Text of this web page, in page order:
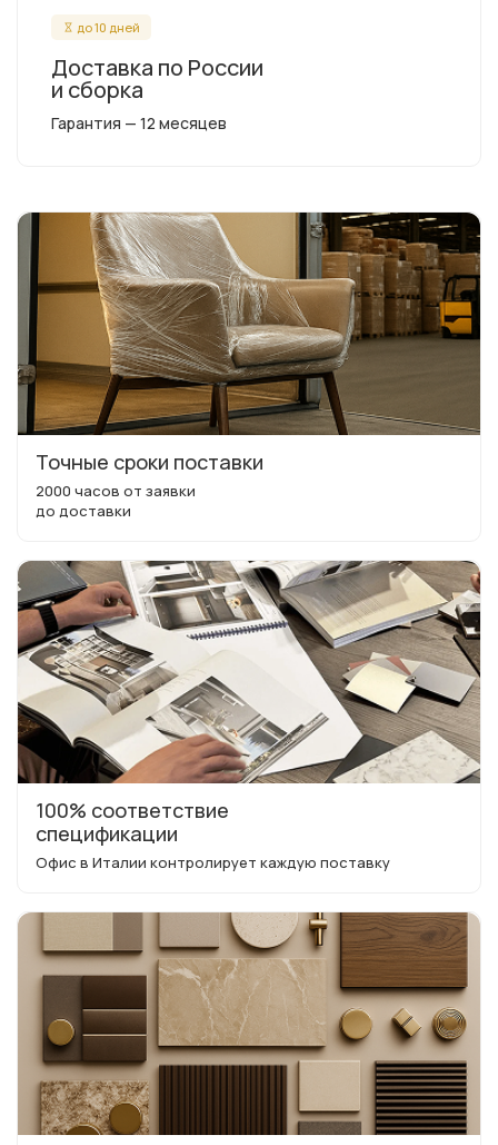
до 10 дней
Доставка по России
и сборка
Гарантия — 12 месяцев
Точные сроки поставки
2000 часов от заявки
до доставки
100% соответствие
спецификации
Офис в Италии контролирует каждую поставку